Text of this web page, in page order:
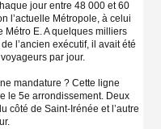
jour entre 48 000 et 60
l’actuelle Métropole, à celui
Métro E. A quelques milliers
l’ancien exécutif, il avait été
par jour.
mandature ? Cette ligne
le 5e arrondissement. Deux
côté de Saint-Irénée et l’autre